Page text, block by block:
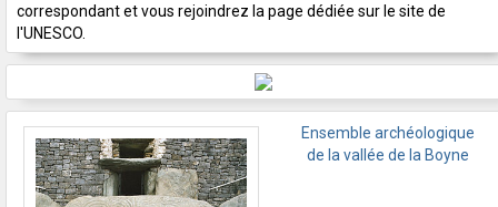
correspondant et vous rejoindrez la page dédiée sur le site de
l'UNESCO.
Ensemble archéologique
de la vallée de la Boyne